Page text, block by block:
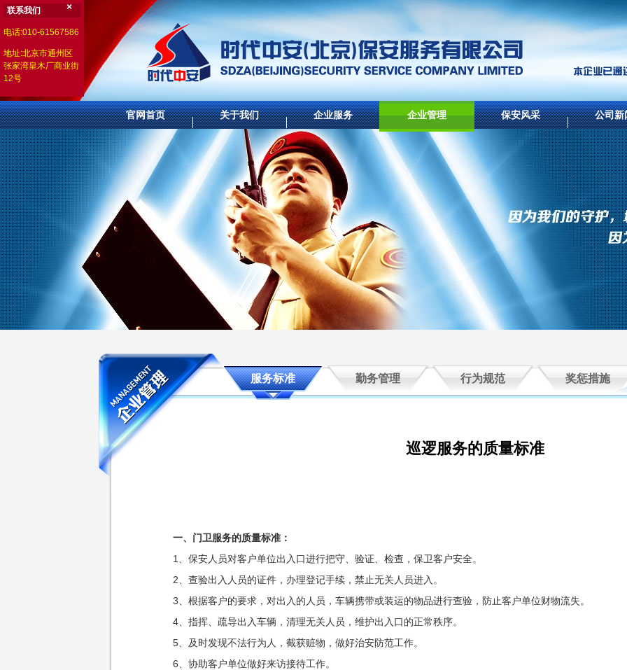
联系我们
电话:010-61567586
地址:北京市通州区
张家湾皇木厂商业街
12号
×
官网首页 关于我们 企业服务 企业管理 保安风采 公司新
服务标准 勤务管理 行为规范 奖惩措施
巡逻服务的质量标准
一、门卫服务的质量标准：
1、保安人员对客户单位出入口进行把守、验证、检查，保卫客户安全。
2、查验出入人员的证件，办理登记手续，禁止无关人员进入。
3、根据客户的要求，对出入的人员，车辆携带或装运的物品进行查验，防止客户单位财物流失。
4、指挥、疏导出入车辆，清理无关人员，维护出入口的正常秩序。
5、及时发现不法行为人，截获赃物，做好治安防范工作。
6、协助客户单位做好来访接待工作。